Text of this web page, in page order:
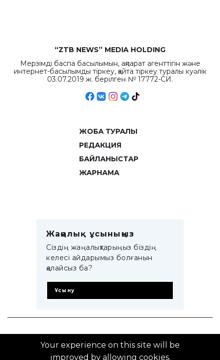
“ZTB NEWS” MEDIA HOLDING
Мерзімді баспа басылымын, ақпарат агенттігін және
интернет-басылымды тіркеу, қайта тіркеу туралы куәлік
03.07.2019 ж. берілген № 17772-СИ.
ЖОБА ТУРАЛЫ
РЕДАКЦИЯ
БАЙЛАНЫСТАР
ЖАРНАМА
Жаңалық ұсыныңыз
Сіздің жаңалықтарыңыз біздің
келесі айдарымыз болғанын
қалайсыз ба?
Ұсыну
© 2014–2025 ZTB.KZ
Your experience on this site will be
improved by allowing cookies.